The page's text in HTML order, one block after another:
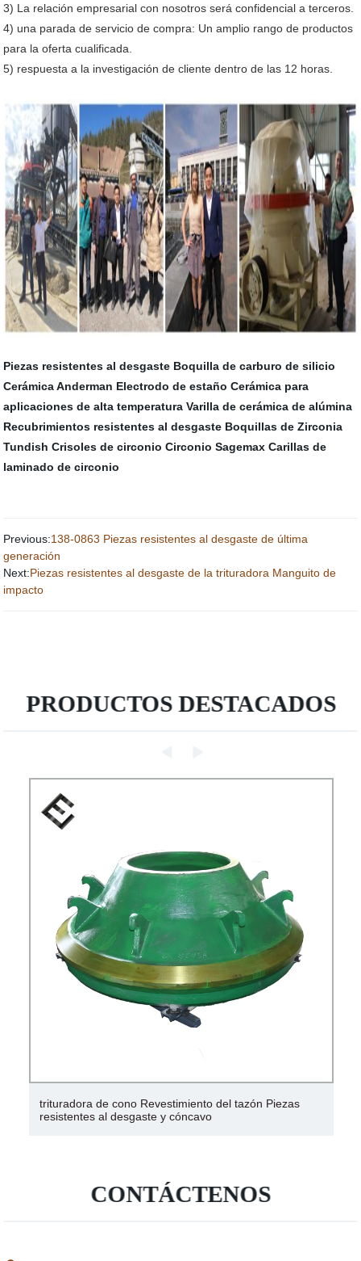
3) La relación empresarial con nosotros será confidencial a terceros.
4) una parada de servicio de compra: Un amplio rango de productos
para la oferta cualificada.
5) respuesta a la investigación de cliente dentro de las 12 horas.
Piezas resistentes al desgaste Boquilla de carburo de silicio
Cerámica Anderman Electrodo de estaño Cerámica para
aplicaciones de alta temperatura Varilla de cerámica de alúmina
Recubrimientos resistentes al desgaste Boquillas de Zirconia
Tundish Crisoles de circonio Circonio Sagemax Carillas de
laminado de circonio
Previous:138-0863 Piezas resistentes al desgaste de última
generación
Next:Piezas resistentes al desgaste de la trituradora Manguito de
impacto
PRODUCTOS DESTACADOS
trituradora de cono Revestimiento del tazón Piezas
resistentes al desgaste y cóncavo
CONTÁCTENOS